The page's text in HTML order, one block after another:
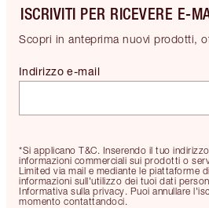
ISCRIVITI PER RICEVERE E-
Scopri in anteprima nuovi prodotti,
*Si applicano T&C. Inserendo il tuo
informazioni commerciali sui prodotti o
Limited via mail e mediante le piattaforme
informazioni sull'utilizzo dei tuoi dati
Informativa sulla privacy. Puoi annullare
momento contattandoci.
Indirizzo e-mail